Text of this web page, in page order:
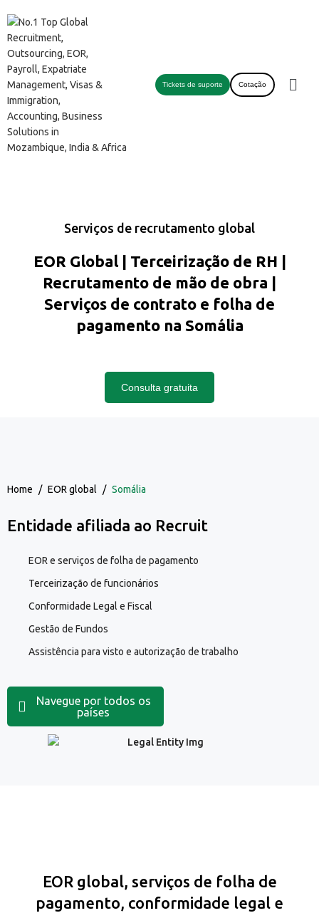
Tickets de suporte Cotação
Serviços de recrutamento global
EOR Global | Terceirização de RH |
Recrutamento de mão de obra |
Serviços de contrato e folha de
pagamento na Somália
Consulta gratuita
Home / EOR global / Somália
Entidade afiliada ao Recruit
EOR e serviços de folha de pagamento
Terceirização de funcionários
Conformidade Legal e Fiscal
Gestão de Fundos
Assistência para visto e autorização de trabalho
Navegue por todos os
países
EOR global, serviços de folha de
pagamento, conformidade legal e